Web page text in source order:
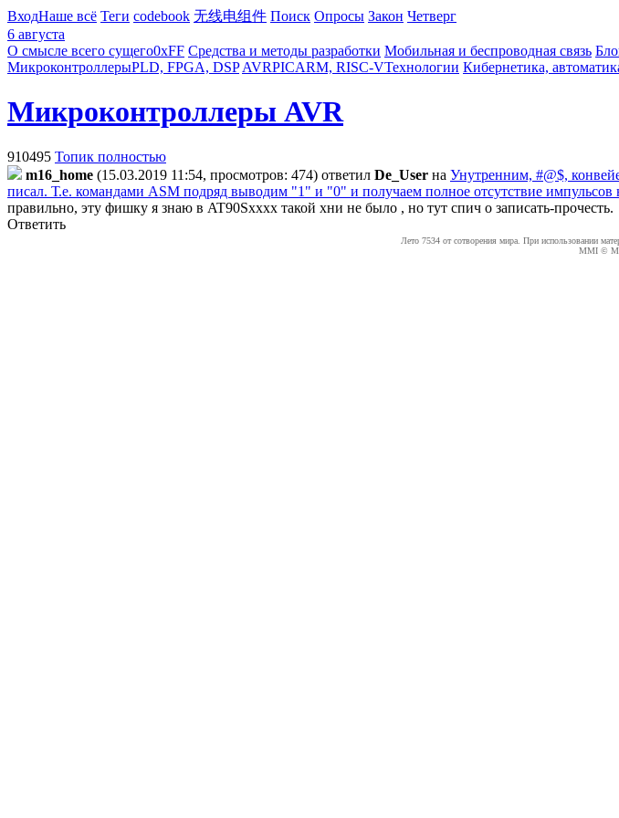
ВходНаше всё Теги codebook 无线电组件 Поиск Опросы Закон Четверг
6 августа
О смысле всего сущего0xFF Средства и методы разработки Мобильная и беспроводная связь
МикроконтроллерыPLD, FPGA, DSP AVRPICARM, RISC-VТехнологии Кибернетика,
Микроконтроллеры AVR
910495 Топик полностью
m16_home (15.03.2019 11:54, просмотров: 474) ответил De_User на Унутренним, #@$,
писал. Т.е. командами ASM подряд выводим "1" и "0" и получаем полное отсутствие импульсов
правильно, эту фишку я знаю в AT90Sxxxx такой хни не было , но тут спич о записать-прочесть.
Ответить
Лето 7534 от сотворения мира. При использовании
MMI ©